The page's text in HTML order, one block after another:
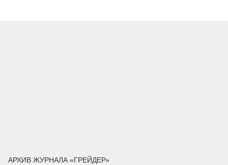
АРХИВ ЖУРНАЛА «ГРЕЙДЕР»